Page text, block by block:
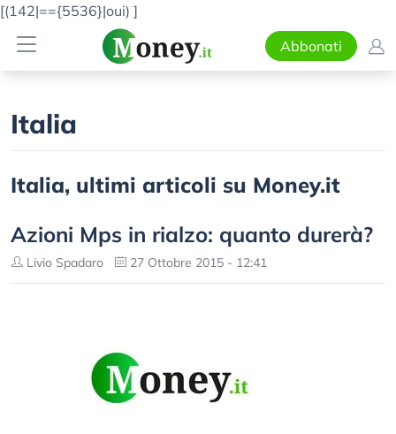
[(142|=={5536}|oui) ]
Abbonati
Italia
Italia, ultimi articoli su Money.it
Azioni Mps in rialzo: quanto durerà?
Livio Spadaro 27 Ottobre 2015 - 12:41